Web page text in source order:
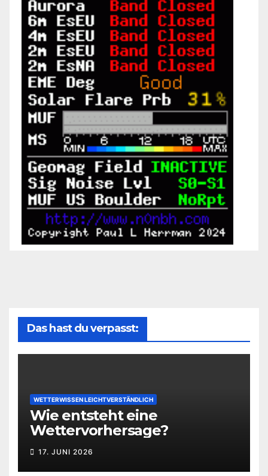
Das hast du verpasst:
WETTERWISSEN LEICHTVERSTÄNDLICH
Wie entsteht eine
Wettervorhersage?
17. JUNI 2026